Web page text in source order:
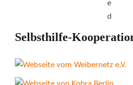
Selbsthilfe-